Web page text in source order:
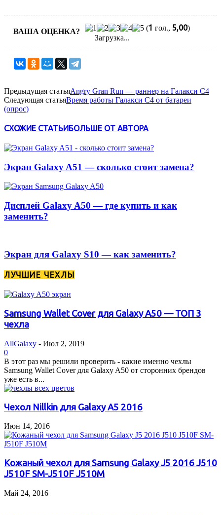
ВАША ОЦЕНКА? (1 гол., 5,00)
Загрузка...
Предыдущая статьяAngry Gran Run — раннер на Галакси С4
Следующая статьяВремя работы Галакси С4 от батареи
(опрос)
СХОЖИЕ СТАТЬИБОЛЬШЕ ОТ АВТОРА
Экран Galaxy A51 — сколько стоит замена?
Дисплей Galaxy A50 — где купить и как
заменить?
Экран для Galaxy S10 — как заменить?
ЛУЧШИЕ ЧЕХЛЫ
Samsung Wallet Cover для Galaxy A50 — ТОП 3
чехла
AllGalaxy - Июл 2, 2019
0
В этот раз мы решили проверить - какие именно чехлы
Samsung Wallet Cover для Galaxy A50 от сторонних брендов
уже есть в...
Чехол Nillkin для Galaxy A5 2016
Июн 14, 2016
Кожаный чехол для Samsung Galaxy J5 2016 J510
J510F SM-J510F J510M
Май 24, 2016